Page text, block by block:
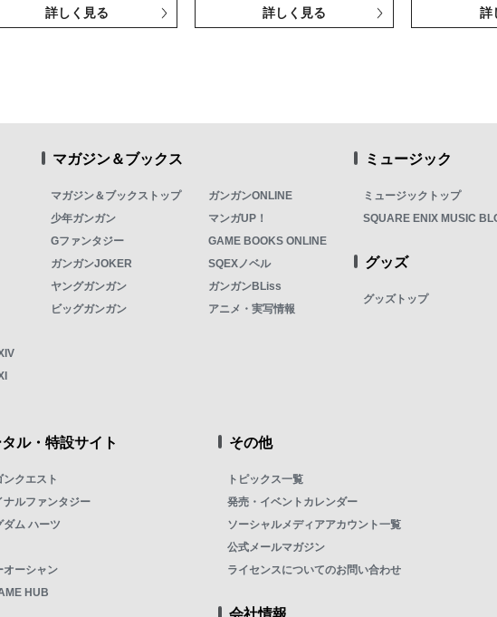
詳しく見る 詳しく見る 詳
マガジン＆ブックス
マガジン＆ブックストップ
少年ガンガン
Gファンタジー
ガンガンJOKER
ヤングガンガン
ビッグガンガン
ガンガンONLINE
マンガUP！
GAME BOOKS ONLINE
SQEXノベル
ガンガンBLiss
アニメ・実写情報
ミュージック
ミュージックトップ
SQUARE ENIX MUSIC
グッズ
グッズトップ
ル・特設サイト
ンクエスト
ナルファンタジー
ダム ハーツ
オーシャン
HUB
その他
トピックス一覧
発売・イベントカレンダー
ソーシャルメディアアカウント一覧
公式メールマガジン
ライセンスについてのお問い合わせ